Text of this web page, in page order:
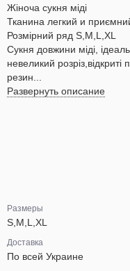
Жіноча сукня міді
Тканина легкий и
Розмірний ряд S,M,L,XL
Сукня довжини міді,
невеликий розріз,відкриті
резин...
Развернуть описание
Размеры
S,M,L,XL
Доставка
По всей Украине